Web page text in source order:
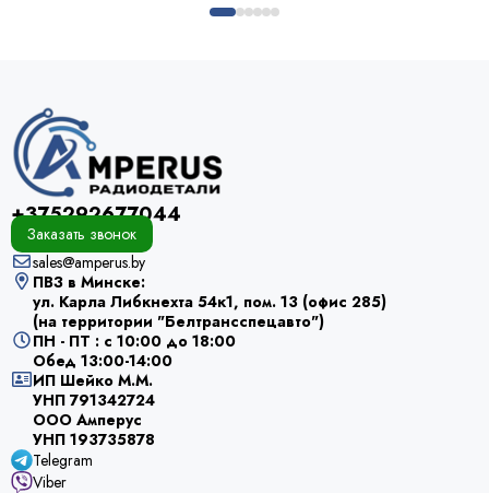
+375292677044
Заказать звонок
sales@amperus.by
ПВЗ в Минске:
ул. Карла Либкнехта 54к1, пом. 13 (офис 285)
(на территории "Белтрансспецавто")
ПН - ПТ : с 10:00 до 18:00
Обед 13:00-14:00
ИП Шейко М.М.
УНП 791342724
ООО Амперус
УНП 193735878
Telegram
Viber